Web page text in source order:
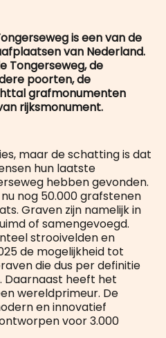
is een van de
van Nederland.
Tongerseweg, de
poorten, de
grafmonumenten
rijksmonument.
maar de schatting is dat
hun laatste
hebben gevonden.
nog 50.000 grafstenen
Graven zijn namelijk in
of samengevoegd.
strooivelden en
de mogelijkheid tot
die dus per definitie
Daarnaast heeft het
wereldprimeur. De
en innovatief
voor 3.000